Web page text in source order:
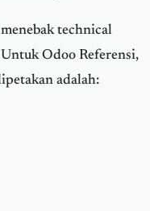
technical
Odoo Referensi,
adalah: